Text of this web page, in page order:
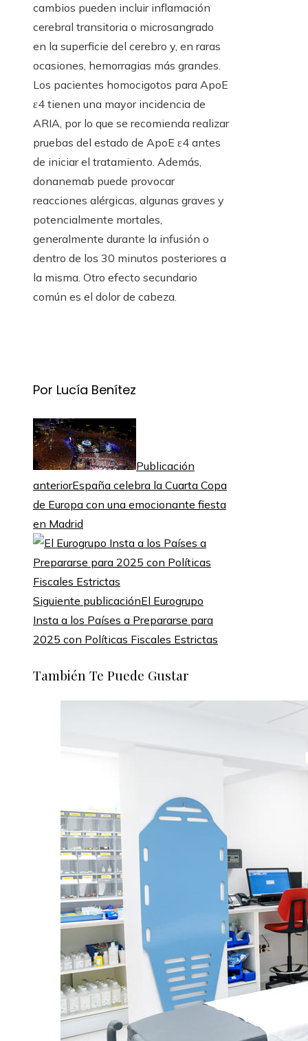
cambios pueden incluir inflamación
cerebral transitoria o microsangrado
en la superficie del cerebro y, en raras
ocasiones, hemorragias más grandes.
Los pacientes homocigotos para ApoE
ε4 tienen una mayor incidencia de
ARIA, por lo que se recomienda realizar
pruebas del estado de ApoE ε4 antes
de iniciar el tratamiento. Además,
donanemab puede provocar
reacciones alérgicas, algunas graves y
potencialmente mortales,
generalmente durante la infusión o
dentro de los 30 minutos posteriores a
la misma. Otro efecto secundario
común es el dolor de cabeza.
Por Lucía Benítez
Publicación
anteriorEspaña celebra la Cuarta Copa
de Europa con una emocionante fiesta
en Madrid
Siguiente publicaciónEl Eurogrupo
Insta a los Países a Prepararse para
2025 con Políticas Fiscales Estrictas
También Te Puede Gustar